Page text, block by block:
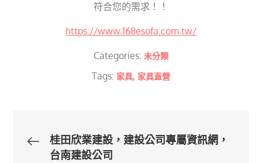
符合您的需求！！
https://www.168esofa.com.tw/
Categories: 未分類
Tags: 家具, 家具直營
文桂田欣業建設，建設公司專屬資訊網，
台南建設公司